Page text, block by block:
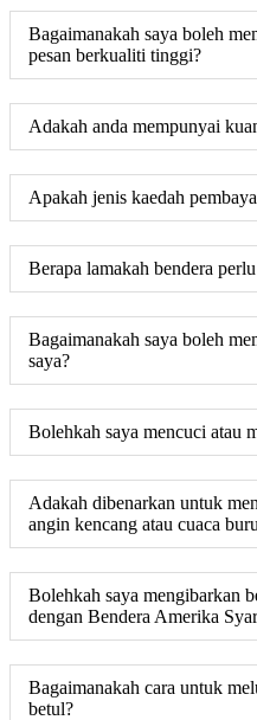
Bagaimanakah saya boleh
pesan berkualiti tinggi?
Adakah anda mempunyai
Apakah jenis kaedah
Berapa lamakah bendera
Bagaimanakah saya boleh
saya?
Bolehkah saya mencuci atau
Adakah dibenarkan untuk
angin kencang atau cuaca
Bolehkah saya mengibarkan
dengan Bendera Amerika
Bagaimanakah cara untuk
betul?